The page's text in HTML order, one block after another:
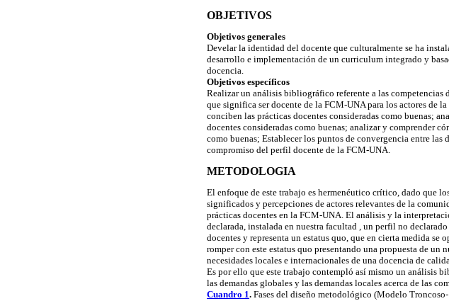
OBJETIVOS
Objetivos generales
Develar la identidad del docente que culturalmente se ha
desarrollo e implementación de un curriculum integrado y
docencia.
Objetivos específicos
Realizar un análisis bibliográfico referente a las
que significa ser docente de la FCM-UNA para los actores de
conciben las prácticas docentes consideradas como buenas;
docentes consideradas como buenas; analizar y comprender
como buenas; Establecer los puntos de convergencia entre las
compromiso del perfil docente de la FCM-UNA.
METODOLOGIA
El enfoque de este trabajo es hermenéutico crítico, dado que
significados y percepciones de actores relevantes de la
prácticas docentes en la FCM-UNA. El análisis y la
declarada, instalada en nuestra facultad , un perfil no
docentes y representa un estatus quo, que en cierta medida
romper con este estatus quo presentando una propuesta de
necesidades locales e internacionales de una docencia de
Es por ello que este trabajo contempló así mismo un análisis
las demandas globales y las demandas locales acerca de las
Cuandro 1. Fases del diseño metodológico (Modelo Troncoso-